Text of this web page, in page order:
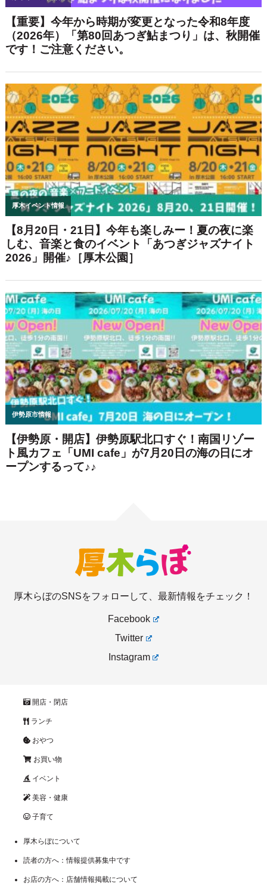
厚木らぼのSNSをフォローして、最新情報をチェック！
Facebook
Twitter
Instagram
開店・閉店
ランチ
おやつ
お買い物
イベント
美容・健康
子育て
厚木らぼについて
読者の方へ：情報提供募集中です
お店の方へ：店舗情報掲載について